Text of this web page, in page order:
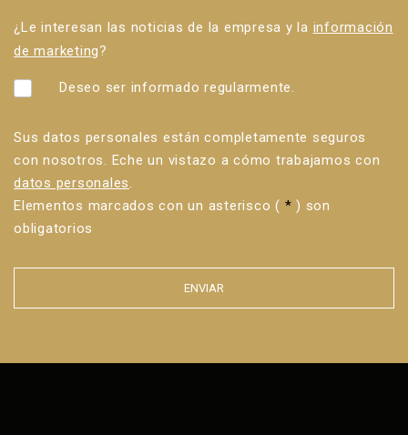
¿Le interesan las noticias de la empresa y la información
de marketing?
Deseo ser informado regularmente.
Sus datos personales están completamente seguros
con nosotros. Eche un vistazo a cómo trabajamos con
datos personales
Elementos marcados con un asterisco ( * ) son
obligatorios
ENVIAR
formulario.